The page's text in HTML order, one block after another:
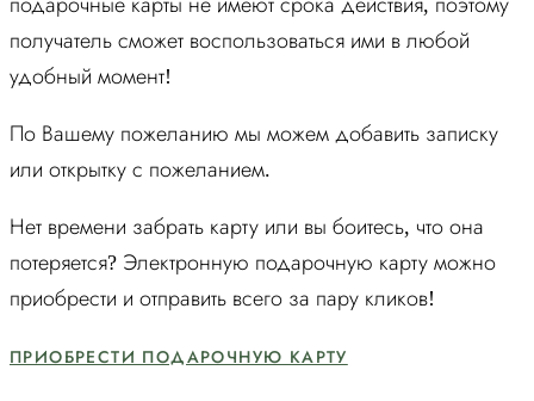
получатель сможет воспользоваться ими в любой
удобный момент!
По Вашему пожеланию мы можем добавить записку
или открытку с пожеланием.
Нет времени забрать карту или вы боитесь, что она
потеряется? Электронную подарочную карту можно
приобрести и отправить всего за пару кликов!
ПРИОБРЕСТИ ПОДАРОЧНУЮ КАРТУ